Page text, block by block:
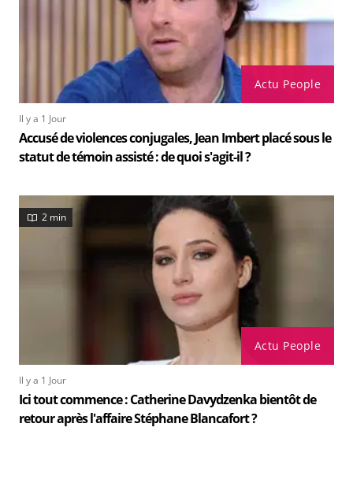
Actu People
Il y a 1 Jour
Accusé de violences conjugales, Jean Imbert placé sous le
statut de témoin assisté : de quoi s'agit-il ?
Actu People
2 min
Il y a 1 Jour
Ici tout commence : Catherine Davydzenka bientôt de
retour après l'affaire Stéphane Blancafort ?